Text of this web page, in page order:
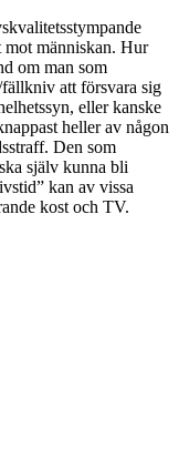
mot människan. Hur
om man som
att försvara sig
eller kanske
heller av någon
Den som
själv kunna bli
kan av vissa
kost och TV.